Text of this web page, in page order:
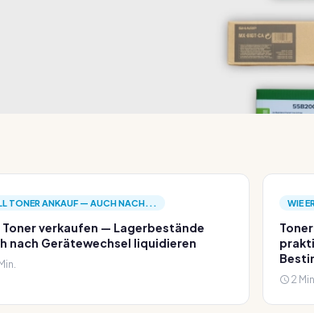
TONER ANKAUF — AUCH NACH...
Toner verkaufen — Lagerbestände
nach Gerätewechsel liquidieren
WIE
2 Min.